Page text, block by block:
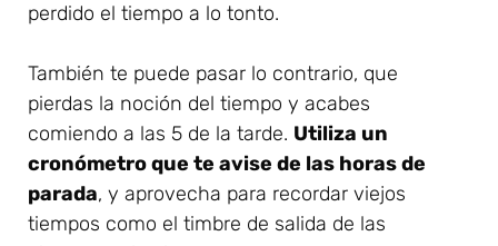
perdido el tiempo a lo tonto.
También te puede pasar lo contrario, que
pierdas la noción del tiempo y acabes
comiendo a las 5 de la tarde. Utiliza un
cronómetro que te avise de las horas de
parada, y aprovecha para recordar viejos
tiempos como el timbre de salida de las